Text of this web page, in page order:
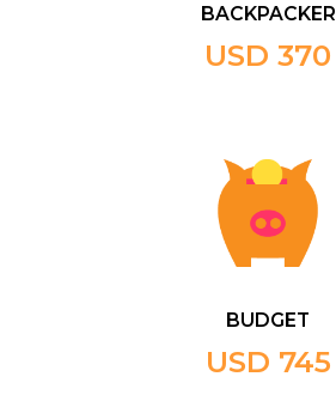
BACKPACKER
USD 370
BUDGET
USD 745